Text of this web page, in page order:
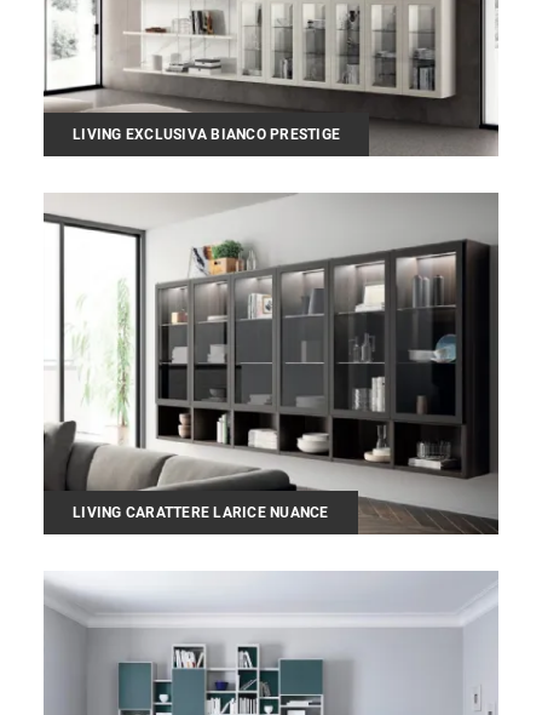
LIVING EXCLUSIVA BIANCO PRESTIGE
LIVING CARATTERE LARICE NUANCE